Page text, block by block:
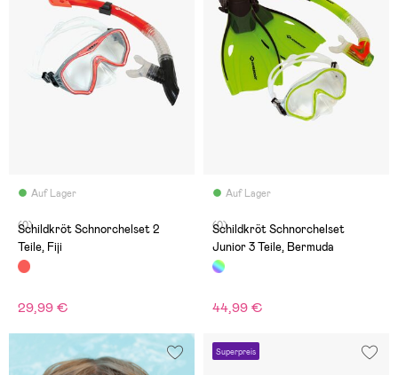
Auf Lager
(0)
Schildkröt Schnorchelset 2
Teile, Fiji
29,99 €
Auf Lager
(0)
Schildkröt Schnorchelset
Junior 3 Teile, Bermuda
44,99 €
Superpreis